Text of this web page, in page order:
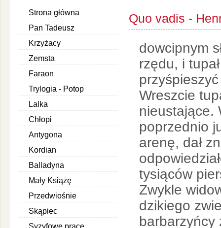
Strona główna
Pan Tadeusz
Krzyżacy
Zemsta
Faraon
Trylogia - Potop
Lalka
Chłopi
Antygona
Kordian
Balladyna
Mały Książę
Przedwiośnie
Skąpiec
Syzyfowe prace
Quo vadis -
dowcipnym
rzędu, i
Wreszcie
nieustające.
poprzednio
arenę, dał
tysiąców
Zwykle
dzikiego
barbarzyńcy